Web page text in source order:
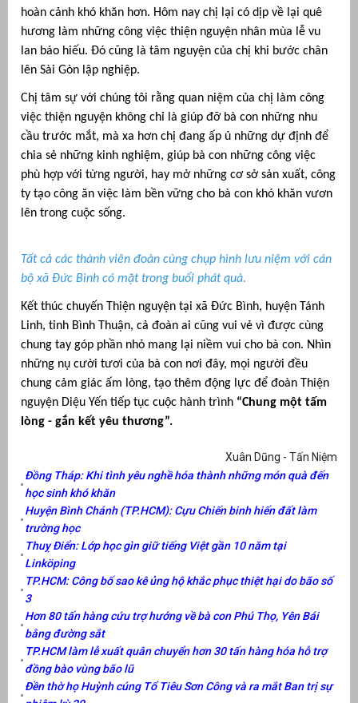
hoàn cảnh khó khăn hơn. Hôm nay chị lại có dịp về lại quê
hương làm những công việc thiện nguyện nhân mùa lễ vu
lan báo hiếu. Đó cũng là tâm nguyện của chị khi bước chân
lên Sài Gòn lập nghiệp.
Chị tâm sự với chúng tôi rằng quan niệm của chị làm công
việc thiện nguyện không chỉ là giúp đỡ bà con những nhu
cầu trước mắt, mà xa hơn chị đang ấp ủ những dự định để
chia sẻ những kinh nghiệm, giúp bà con những công việc
phù hợp với từng người, hay mở những cơ sở sản xuất, công
ty tạo công ăn việc làm bền vững cho bà con khó khăn vươn
lên trong cuộc sống.
Tất cả các thành viên đoàn cùng chụp hình lưu niệm với cán
bộ xã Đức Bình có mặt trong buổi phát quà.
Kết thúc chuyến Thiện nguyện tại xã Đức Bình, huyện Tánh
Linh, tỉnh Bình Thuận, cả đoàn ai cũng vui vẻ vì được cùng
chung tay góp phần nhỏ mang lại niềm vui cho bà con. Nhìn
những nụ cười tươi của bà con nơi đây, mọi người đều
chung cảm giác ấm lòng, tạo thêm động lực để đoàn Thiện
nguyện Diệu Yến tiếp tục cuộc hành trình “Chung một tấm
lòng - gắn kết yêu thương”.
Xuân Dũng - Tấn Niệm
Đồng Tháp: Khi tình yêu nghề hóa thành những món quà đến
học sinh khó khăn
Huyện Bình Chánh (TP.HCM): Cựu Chiến binh hiến đất làm
trường học
Thuỵ Điển: Lớp học gìn giữ tiếng Việt gần 10 năm tại
Linköping
TP.HCM: Công bố sao kê ủng hộ khắc phục thiệt hại do bão số
3
Hơn 80 tấn hàng cứu trợ hướng về bà con Phú Thọ, Yên Bái
bằng đường sắt
TP.HCM làm lễ xuất quân chuyển hơn 30 tấn hàng hóa hỗ trợ
đồng bào vùng bão lũ
Đền thờ họ Huỳnh cúng Tổ Tiêu Sơn Công và ra mắt Ban trị sự